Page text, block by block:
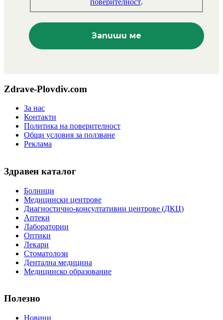
Zdrave-Plovdiv.com
За нас
Контакти
Политика на поверителност
Общи условия за ползване
Реклама
Здравен каталог
Болници
Медицински центрове
Диагностично-консултативни центрове (ДКЦ)
Аптеки
Лаборатории
Оптики
Лекари
Стоматолози
Дентална медицина
Медицинско образование
Полезно
Новини